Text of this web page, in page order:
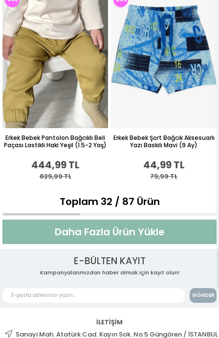
Erkek Bebek Pantolon Bağcıklı Beli
Paçası Lastikli Haki Yeşil (1.5-2 Yaş)
444,99 TL
829,99 TL
Erkek Bebek Şort Bağcık Aksesuarlı
Yazı Baskılı Mavi (9 Ay)
44,99 TL
79,99 TL
Toplam 32 / 87 Ürün
Daha Fazla Ürün Yükle
E-BÜLTEN KAYIT
Kampanyalarımızdan haber almak için kayıt olun!
GÖNDER
İLETİŞİM
Sanayi Mah. Atatürk Cad. Kayın Sok. No:5 Güngören / İSTANBUL